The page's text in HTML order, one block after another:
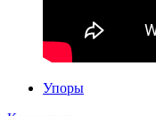
Упоры